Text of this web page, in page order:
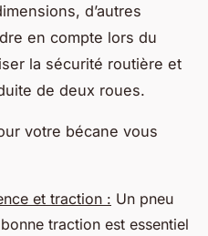
d’autres
en compte lors du
la sécurité routière et
de deux roues.
votre bécane vous
et traction : Un pneu
traction est essentiel